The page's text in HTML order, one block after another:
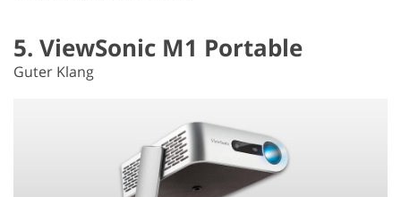
5. ViewSonic M1 Portable
Guter Klang